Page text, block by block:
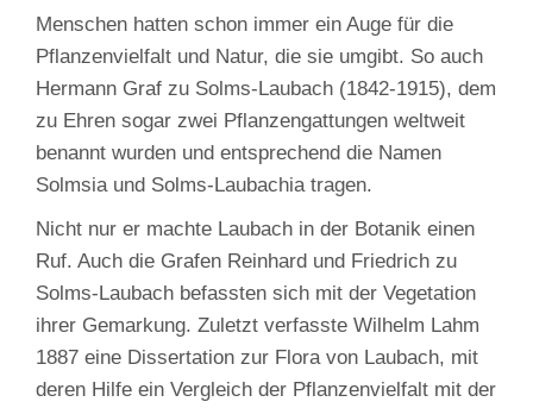
Menschen hatten schon immer ein Auge für die
Pflanzenvielfalt und Natur, die sie umgibt. So auch
Hermann Graf zu Solms-Laubach (1842-1915), dem
zu Ehren sogar zwei Pflanzengattungen weltweit
benannt wurden und entsprechend die Namen
Solmsia und Solms-Laubachia tragen.
Nicht nur er machte Laubach in der Botanik einen
Ruf. Auch die Grafen Reinhard und Friedrich zu
Solms-Laubach befassten sich mit der Vegetation
ihrer Gemarkung. Zuletzt verfasste Wilhelm Lahm
1887 eine Dissertation zur Flora von Laubach, mit
deren Hilfe ein Vergleich der Pflanzenvielfalt mit der